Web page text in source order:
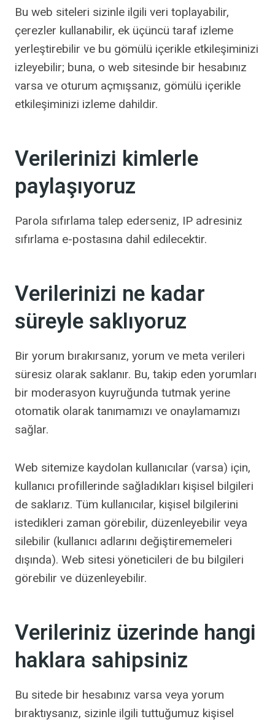
Bu web siteleri sizinle ilgili veri toplayabilir,
çerezler kullanabilir, ek üçüncü taraf izleme
yerleştirebilir ve bu gömülü içerikle etkileşiminizi
izleyebilir; buna, o web sitesinde bir hesabınız
varsa ve oturum açmışsanız, gömülü içerikle
etkileşiminizi izleme dahildir.
Verilerinizi kimlerle
paylaşıyoruz
Parola sıfırlama talep ederseniz, IP adresiniz
sıfırlama e-postasına dahil edilecektir.
Verilerinizi ne kadar
süreyle saklıyoruz
Bir yorum bırakırsanız, yorum ve meta verileri
süresiz olarak saklanır. Bu, takip eden yorumları
bir moderasyon kuyruğunda tutmak yerine
otomatik olarak tanımamızı ve onaylamamızı
sağlar.
Web sitemize kaydolan kullanıcılar (varsa) için,
kullanıcı profillerinde sağladıkları kişisel bilgileri
de saklarız. Tüm kullanıcılar, kişisel bilgilerini
istedikleri zaman görebilir, düzenleyebilir veya
silebilir (kullanıcı adlarını değiştirememeleri
dışında). Web sitesi yöneticileri de bu bilgileri
görebilir ve düzenleyebilir.
Verileriniz üzerinde hangi
haklara sahipsiniz
Bu sitede bir hesabınız varsa veya yorum
bıraktıysanız, sizinle ilgili tuttuğumuz kişisel